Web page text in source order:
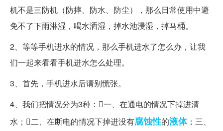
机不是三防机（防摔、防水、防尘），那么日常使用中避
免不了下雨淋湿，喝水洒湿，掉水池浸湿，掉马桶。
2、等等手机进水的情况，那么手机进水了怎么办，让我
们一起来看看手机进水怎么处理。
3、首先，手机进水后请别慌张。
4、我们把情况分为3种：一、在通电的情况下掉进清
水；二、在断电的情况下掉进没有腐蚀性的液体；三、